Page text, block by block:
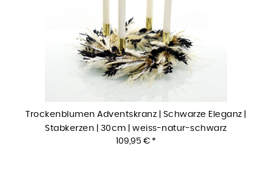
Trockenblumen Adventskranz | Schwarze Eleganz |
Stabkerzen | 30cm | weiss-natur-schwarz
109,95 € *